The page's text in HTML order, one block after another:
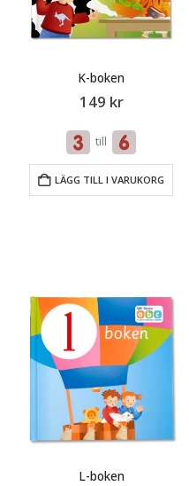
K-boken
149 kr
till
LÄGG TILL I VARUKORG
L-boken